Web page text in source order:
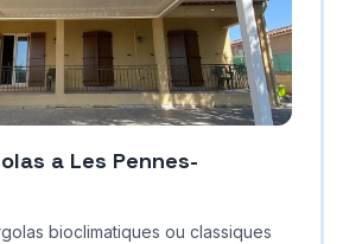
a Les Pennes-
bioclimatiques ou classiques